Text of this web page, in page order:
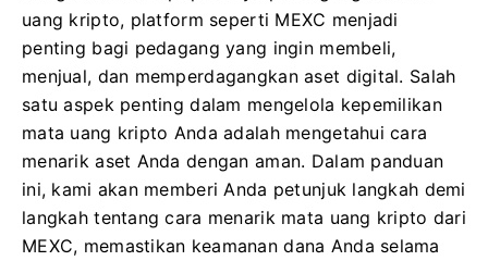
uang kripto, platform seperti MEXC menjadi
penting bagi pedagang yang ingin membeli,
menjual, dan memperdagangkan aset digital. Salah
satu aspek penting dalam mengelola kepemilikan
mata uang kripto Anda adalah mengetahui cara
menarik aset Anda dengan aman. Dalam panduan
ini, kami akan memberi Anda petunjuk langkah demi
langkah tentang cara menarik mata uang kripto dari
MEXC, memastikan keamanan dana Anda selama